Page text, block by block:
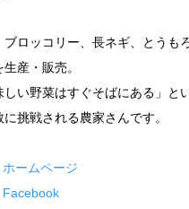
ブロッコリー、長ネギ、とうも
産・販売。
しい野菜はすぐそばにある」と
挑戦される農家さんです。
ームページ
Facebook